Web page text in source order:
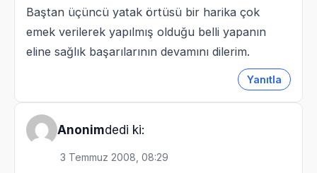
Baştan üçüncü yatak örtüsü bir harika çok
emek verilerek yapılmış olduğu belli yapanın
eline sağlık başarılarının devamını dilerim.
Yanıtla
Anonimdedi ki:
3 Temmuz 2008, 08:29